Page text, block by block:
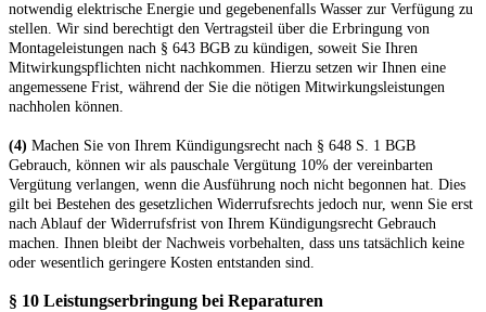
notwendig elektrische Energie und gegebenenfalls Wasser zur Verfügung zu
stellen. Wir sind berechtigt den Vertragsteil über die Erbringung von
Montageleistungen nach § 643 BGB zu kündigen, soweit Sie Ihren
Mitwirkungspflichten nicht nachkommen. Hierzu setzen wir Ihnen eine
angemessene Frist, während der Sie die nötigen Mitwirkungsleistungen
nachholen können.
(4) Machen Sie von Ihrem Kündigungsrecht nach § 648 S. 1 BGB
Gebrauch, können wir als pauschale Vergütung 10% der vereinbarten
Vergütung verlangen, wenn die Ausführung noch nicht begonnen hat. Dies
gilt bei Bestehen des gesetzlichen Widerrufsrechts jedoch nur, wenn Sie erst
nach Ablauf der Widerrufsfrist von Ihrem Kündigungsrecht Gebrauch
machen. Ihnen bleibt der Nachweis vorbehalten, dass uns tatsächlich keine
oder wesentlich geringere Kosten entstanden sind.
§ 10 Leistungserbringung bei Reparaturen